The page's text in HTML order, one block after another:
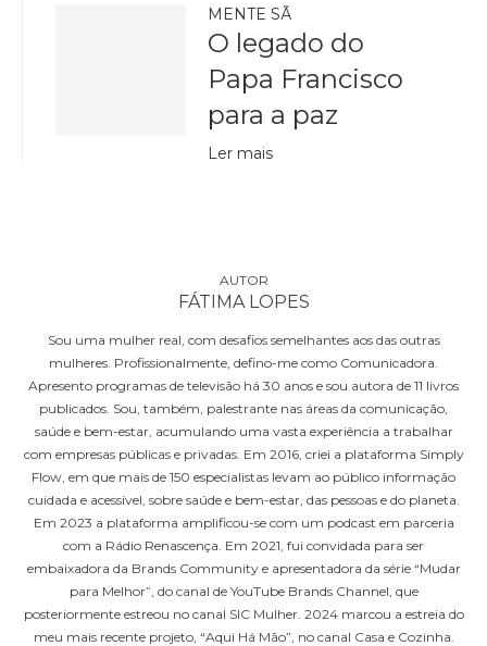
MENTE SÃ
O legado do
Papa Francisco
para a paz
Ler mais
FÁTIMA LOPES
Sou uma mulher real, com desafios semelhantes aos das outras
mulheres. Profissionalmente, defino-me como Comunicadora.
Apresento programas de televisão há 30 anos e sou autora de 11 livros
publicados. Sou, também, palestrante nas áreas da comunicação,
saúde e bem-estar, acumulando uma vasta experiência a trabalhar
com empresas públicas e privadas. Em 2016, criei a plataforma Simply
Flow, em que mais de 150 especialistas levam ao público informação
cuidada e acessível, sobre saúde e bem-estar, das pessoas e do planeta.
Em 2023 a plataforma amplificou-se com um podcast em parceria
com a Rádio Renascença. Em 2021, fui convidada para ser
embaixadora da Brands Community e apresentadora da série “Mudar
para Melhor”, do canal de YouTube Brands Channel, que
posteriormente estreou no canal SIC Mulher. 2024 marcou a estreia do
meu mais recente projeto, “Aqui Há Mão”, no canal Casa e Cozinha.